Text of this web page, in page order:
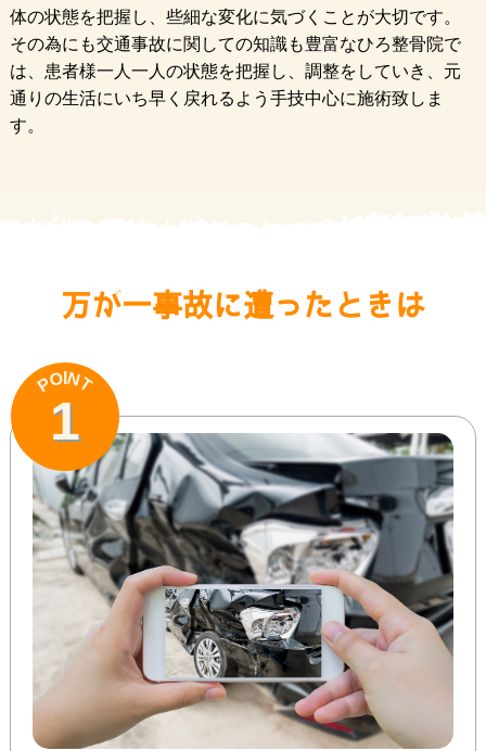
体の状態を把握し、些細な変化に気づくことが大切です。
その為にも交通事故に関しての知識も豊富なひろ整骨院で
は、患者様一人一人の状態を把握し、調整をしていき、元
通りの生活にいち早く戻れるよう手技中心に施術致しま
す。
万が一事故に遭ったときは
POINT
1